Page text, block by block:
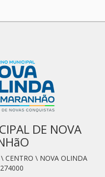
DE NOVA
CENTRO \ NOVA OLINDA